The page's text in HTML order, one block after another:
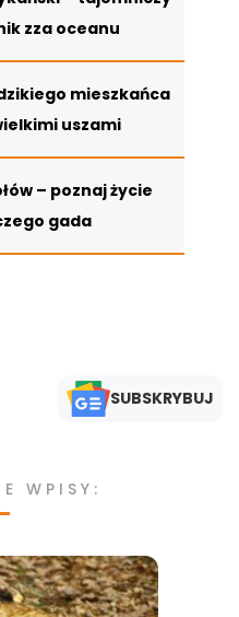
zza oceanu
mieszkańca
uszami
– poznaj życie
gada
SUBSKRYBUJ
WPISY: